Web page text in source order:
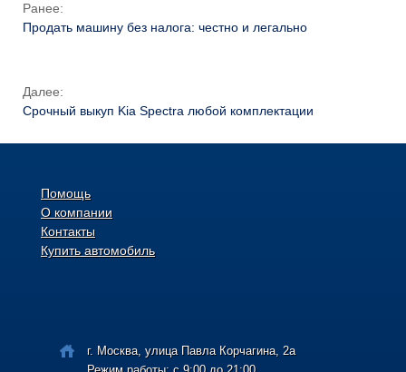
Ранее:
Продать машину без налога: честно и легально
Далее:
Срочный выкуп Kia Spectra любой комплектации
Помощь
О компании
Контакты
Купить автомобиль
г. Москва, улица Павла Корчагина, 2а